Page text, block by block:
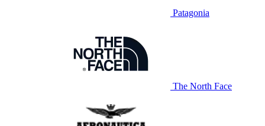
Patagonia
The North Face